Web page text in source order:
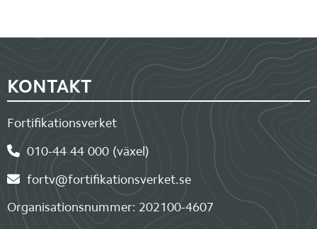
Sidfot
KONTAKT
Fortifikationsverket
010-44 44 000 (växel)
fortv@fortifikationsverket.se
Organisationsnummer: 202100-4607